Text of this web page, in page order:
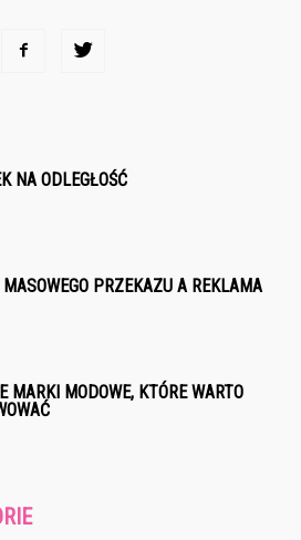
NA ODLEGŁOŚĆ
PRZEKAZU A REKLAMA
MARKI MODOWE, KTÓRE WARTO